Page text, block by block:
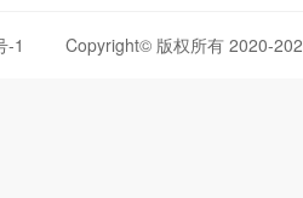
-1 Copyright© 版权所有 2020-